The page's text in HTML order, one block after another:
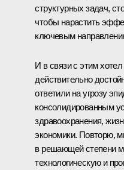
структурных задач,
чтобы нарастить
ключевым
И в связи с этим
действительно
ответили на угрозу
консолидированным
здравоохранения,
экономики. Повторю,
в решающей степени
технологическую и